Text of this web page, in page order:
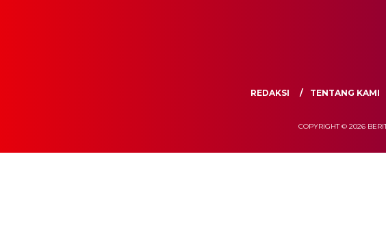
REDAKSI TENTANG KAMI
COPYRIGHT © 2026